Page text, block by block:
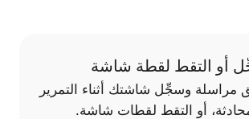
أو التقط لقطة شاشة
مراسلة وسجِّل شاشتك أثناء التمرير
أو التقط لقطات شاشة.